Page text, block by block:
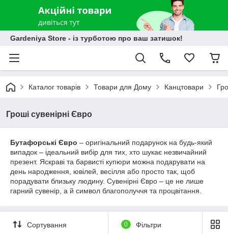
Gardeniya Store - із турботою про ваш затишок!
Каталог товарів Товари для Дому Канцтовари
Гроші сувенірні Євро
Бутафорські Євро – оригінальний подарунок на будь-який
випадок – ідеальний вибір для тих, хто шукає незвичайний
презент. Яскраві та барвисті купюри можна подарувати на
день народження, ювілей, весілля або просто так, щоб
порадувати близьку людину. Сувенірні Євро – це не лише
гарний сувенір, а й символ благополуччя та процвітання.
Сортування 0 Фільтри